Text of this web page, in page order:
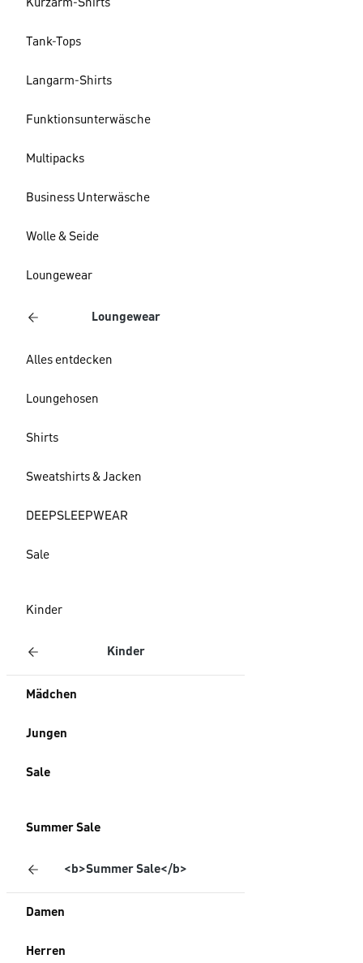
Kurzarm-Shirts
Tank-Tops
Langarm-Shirts
Funktionsunterwäsche
Multipacks
Business Unterwäsche
Wolle & Seide
Loungewear
Loungewear
Alles entdecken
Loungehosen
Shirts
Sweatshirts & Jacken
DEEPSLEEPWEAR
Sale
Kinder
Kinder
Mädchen
Jungen
Sale
Summer Sale
<b>Summer Sale</b>
Damen
Herren